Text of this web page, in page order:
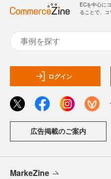
ECを中心に
ることで、コ
ログイン
広告掲載のご案内
MarkeZine